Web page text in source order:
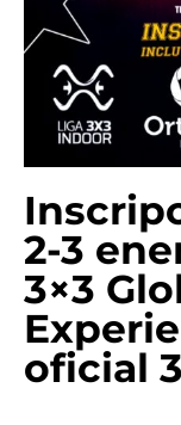
2-3
3×3
oficial